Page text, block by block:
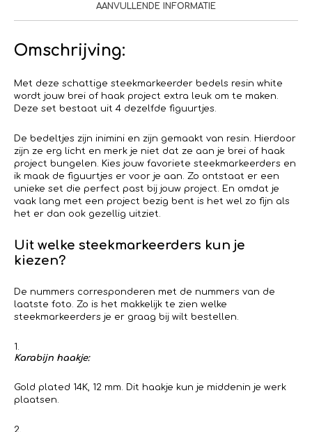
AANVULLENDE INFORMATIE
Omschrijving:
Met deze schattige steekmarkeerder bedels resin white
wordt jouw brei of haak project extra leuk om te maken.
Deze set bestaat uit 4 dezelfde figuurtjes.
De bedeltjes zijn inimini en zijn gemaakt van resin. Hierdoor
zijn ze erg licht en merk je niet dat ze aan je brei of haak
project bungelen. Kies jouw favoriete steekmarkeerders en
ik maak de figuurtjes er voor je aan. Zo ontstaat er een
unieke set die perfect past bij jouw project. En omdat je
vaak lang met een project bezig bent is het wel zo fijn als
het er dan ook gezellig uitziet.
Uit welke steekmarkeerders kun je
kiezen?
De nummers corresponderen met de nummers van de
laatste foto. Zo is het makkelijk te zien welke
steekmarkeerders je er graag bij wilt bestellen.
Karabijn haakje:
Gold plated 14K, 12 mm. Dit haakje kun je middenin je werk
plaatsen.